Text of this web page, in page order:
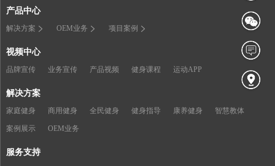
产品中心
解决方案 OEM业务 项目案例
视频中心
品牌宣传 业务宣传 产品视频 健身课程 运动APP
解决方案
家庭健身 商用健身 全民健身 健身指导 康养健身 智慧教体
案例展示 OEM业务
服务支持